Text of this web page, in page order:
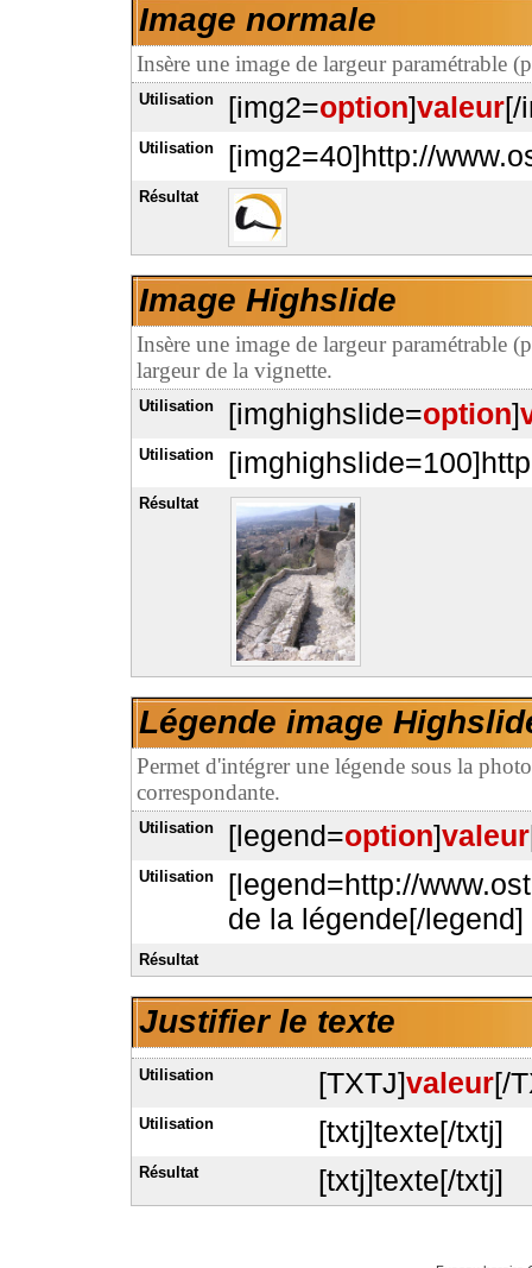
Image normale
Insère une image de largeur paramétrable
Utilisation [img2=option]valeur[/
Utilisation [img2=40]http://
Résultat
Image Highslide
Insère une image de largeur
largeur de la vignette.
Utilisation [imghighslide=option]
Utilisation
Résultat
Légende image
Permet d'intégrer une légende sous la
correspondante.
Utilisation [legend=option]valeur
Utilisation
[legend=http://
de la légende[/legend]
Résultat
Justifier le texte
Utilisation [TXTJ]valeur[/
Utilisation [txtj]texte[/txtj]
Résultat [txtj]texte[/txtj]